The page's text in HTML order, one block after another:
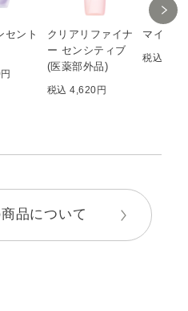
セント
クリアリファイナ
ー センシティブ
(医薬部外品)
税込 4,620円
マイル
税込 748
品について